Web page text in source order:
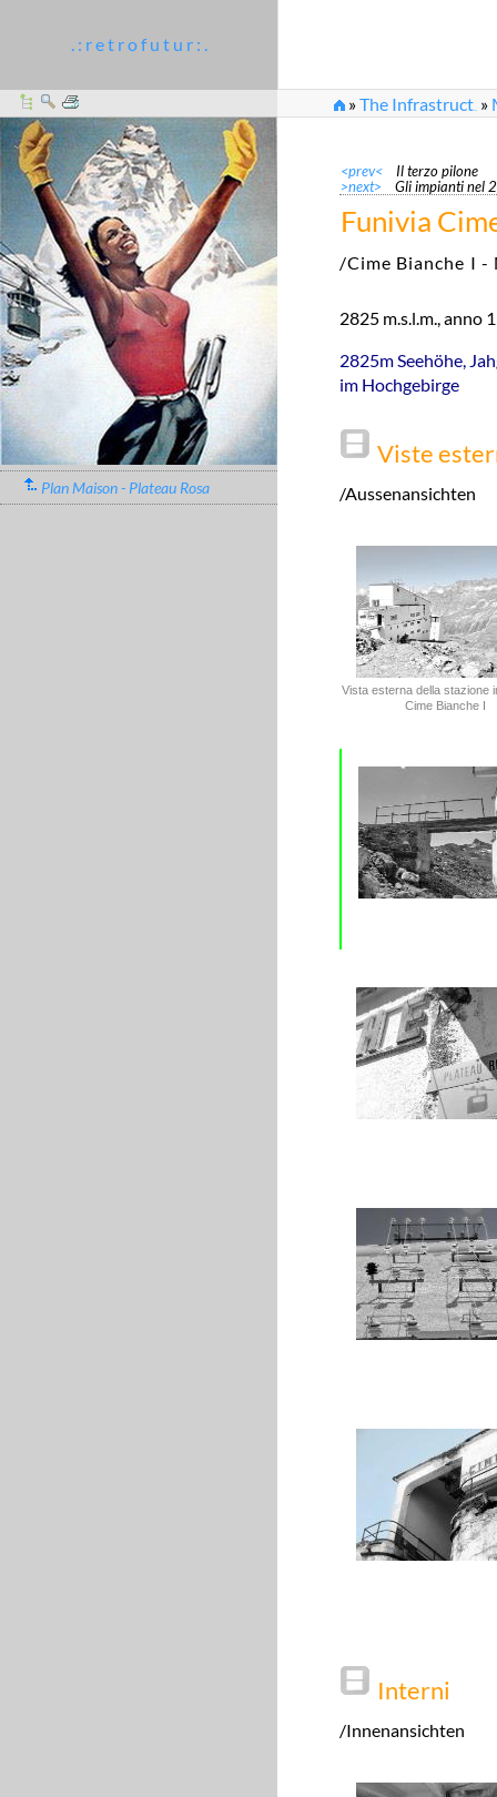
. : r e t r o f u t u r : .
»The Infrastruct »
Plan Maison - Plateau Rosa
<prev< Il terzo pilone
>next> Gli impianti nel
Funivia
/Cime Bianche I
2825 m.s.l.m., anno
2825m Seehöhe,
im Hochgebirge
Viste
/Aussenansichten
Vista esterna della stazione
Cime Bianche I
Interni
/Innenansichten